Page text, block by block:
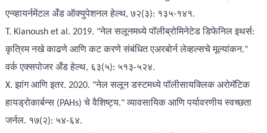
एन्व्हायर्नमेंटल अँड ऑक्युपेशनल हेल्थ, ७२(३): १३५-१४१.
T. Kianoush et al. 2019. "नेल सलूनमध्ये पॉलीब्रोमिनेटेड डिफेनिल इथर्स:
कृत्रिम नखे काढणे आणि कट करणे संबंधित एअरबोर्न लेव्हल्सचे मूल्यांकन."
वर्क एक्सपोजर अँड हेल्थ, ६३(५): ५१३-५२४.
X. झांग आणि इतर. 2020. "नेल सलून डस्टमध्ये पॉलीसायक्लिक अरोमॅटिक
हायड्रोकार्बन्स (PAHs) चे वैशिष्ट्य." व्यावसायिक आणि पर्यावरणीय स्वच्छता
जर्नल. १७(२): ५४-६४.